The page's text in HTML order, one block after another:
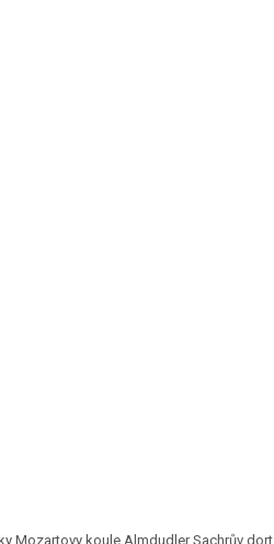
Mozartovy koule Almdudler Sachrův dort